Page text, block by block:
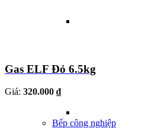
Bếp công nghiệp
Gas ELF Đỏ 6.5kg
Giá: 320.000 ₫